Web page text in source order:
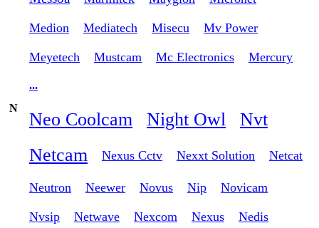
Medion Mediatech Misecu Mv Power
Meyetech Mustcam Mc Electronics Mercury
...
N
Neo Coolcam Night Owl
Nvt
Netcam
Nexus Cctv Nexxt Solution Netcat
Neutron Neewer Novus Nip Novicam
Nvsip Netwave Nexcom Nexus Nedis